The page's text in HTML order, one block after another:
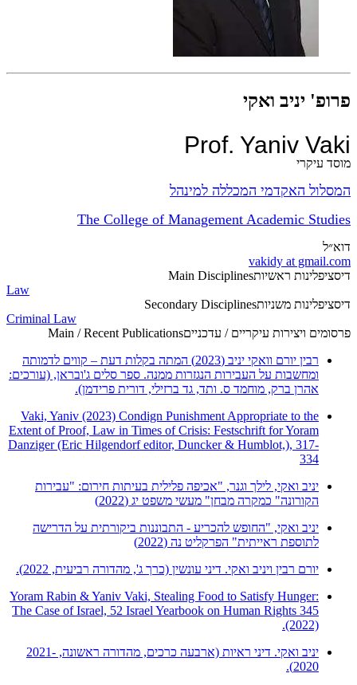
פרופ' יניב ואקי
Prof. Yaniv Vaki
מוסד עיקרי
המסלול האקדמי המכללה למינהל
The College of Management Academic Studies
דוא״ל
vakidy at gmail.com
דיסציפלינות ראשיותMain Disciplines
Law
דיסציפלינות משניותSecondary Disciplines
Criminal Law
פרסומים ויצירות עיקריים / עדכנייםMain / Recent Publications
רבין יורם וואקי יניב (2023) המתה בקלות דעת – קווים לדמותה
ומחשבות על העבירות הנגזרות ממנה. ספר סלים ג'ובראן, (עורכים:
אהרן ברק, מוחמד ס. ותד, גד ברזילי, דורית פרידמן).
Vaki, Yaniv (2023) Condign Punishment Appropriate to the
Extent of Proof, Law in Times of Crisis: Festschrift for Yoram
Danziger (Eric Hilgendorf editor, Duncker & Humblot,), 317-
334
יניב ואקי, לילך וגנר, "אכיפה פלילית בעיתות חירום: "עבירות
הקורונה" כמקרה מבחן" מעשי משפט יג (2022)
יניב ואקי, "החופש להכריע - התבוננות ביקורתית על הדרישה
לתוספת ראייתית" הפרקליט נה (2022)
יורם רבין ויניב ואקי. דיני עונשין (כרך ג', מהדורה רביעית, 2022).
Yoram Rabin & Yaniv Vaki, Stealing Food to Satisfy Hunger:
The Case of Israel, 52 Israel Yearbook on Human Rights 345
(2022).
יניב ואקי. דיני ראיות (ארבעה כרכים, מהדורה ראשונה, 2021-
2020).